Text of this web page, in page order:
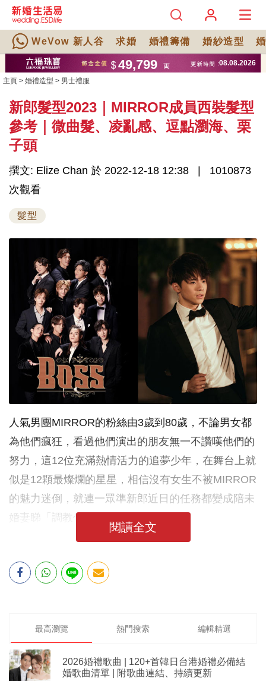
WeVow 新人谷 求婚 婚禮籌備 婚紗造型
主頁 > 婚禮造型 > 男士禮服
新郎髮型2023｜MIRROR成員西裝髮型
參考｜微曲髮、凌亂感、逗點瀏海、栗
子頭
撰文: Elize Chan 於 2022-12-18 12:38
1010873
次觀看
髮型
人氣男團MIRROR的粉絲由3歲到80歲，不論男女都
為他們瘋狂，看過他們演出的朋友無一不讚嘆他們的
努力，這12位充滿熱情活力的追夢少年，在舞台上就
似是12顆最燦爛的星星，相信沒有女生不被MIRROR
的魅力迷倒，就連一眾準新郎近日的任務都變成陪未
婚妻睇「調教你MIRROR」！
閱讀全文
最高瀏覽 熱門搜索 編輯精選
2026婚禮歌曲 | 120+首韓日台港婚禮必備結
婚歌曲清單 | 附歌曲連結、持續更新